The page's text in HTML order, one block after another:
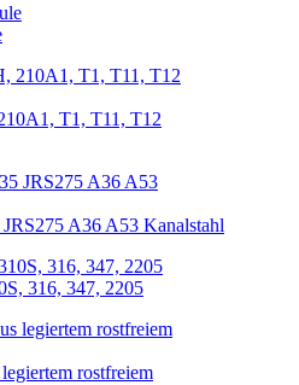
T1, T11, T12
A36 A53 Kanalstahl
316, 347, 2205
rostfreiem